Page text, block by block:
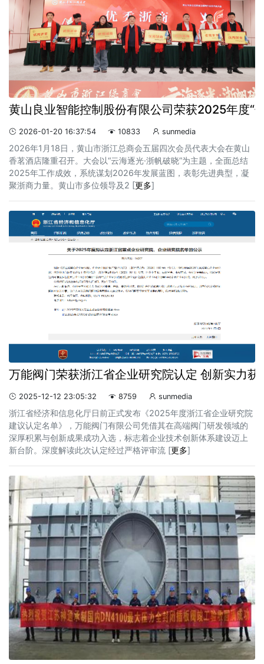
黄山良业智能控制股份有限公司荣获2025年度“
 2026-01-20 16:37:54  10833  sunmedia
2026年1月18日，黄山市浙江总商会五届四次会员代表大会在黄山
香茗酒店隆重召开。大会以“云海逐光·浙帆破晓”为主题，全面总结
2025年工作成效，系统谋划2026年发展蓝图，表彰先进典型，凝
聚浙商力量。黄山市多位领导及2 [更多]
万能阀门荣获浙江省企业研究院认定 创新实力获
 2025-12-12 23:05:32  8759  sunmedia
浙江省经济和信息化厅日前正式发布《2025年度浙江省企业研究院
建议认定名单》，万能阀门有限公司凭借其在高端阀门研发领域的
深厚积累与创新成果成功入选，标志着企业技术创新体系建设迈上
新台阶。‌深度解读‌此次认定经过严格评审流 [更多]